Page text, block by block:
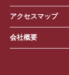
アクセスマップ
会社概要